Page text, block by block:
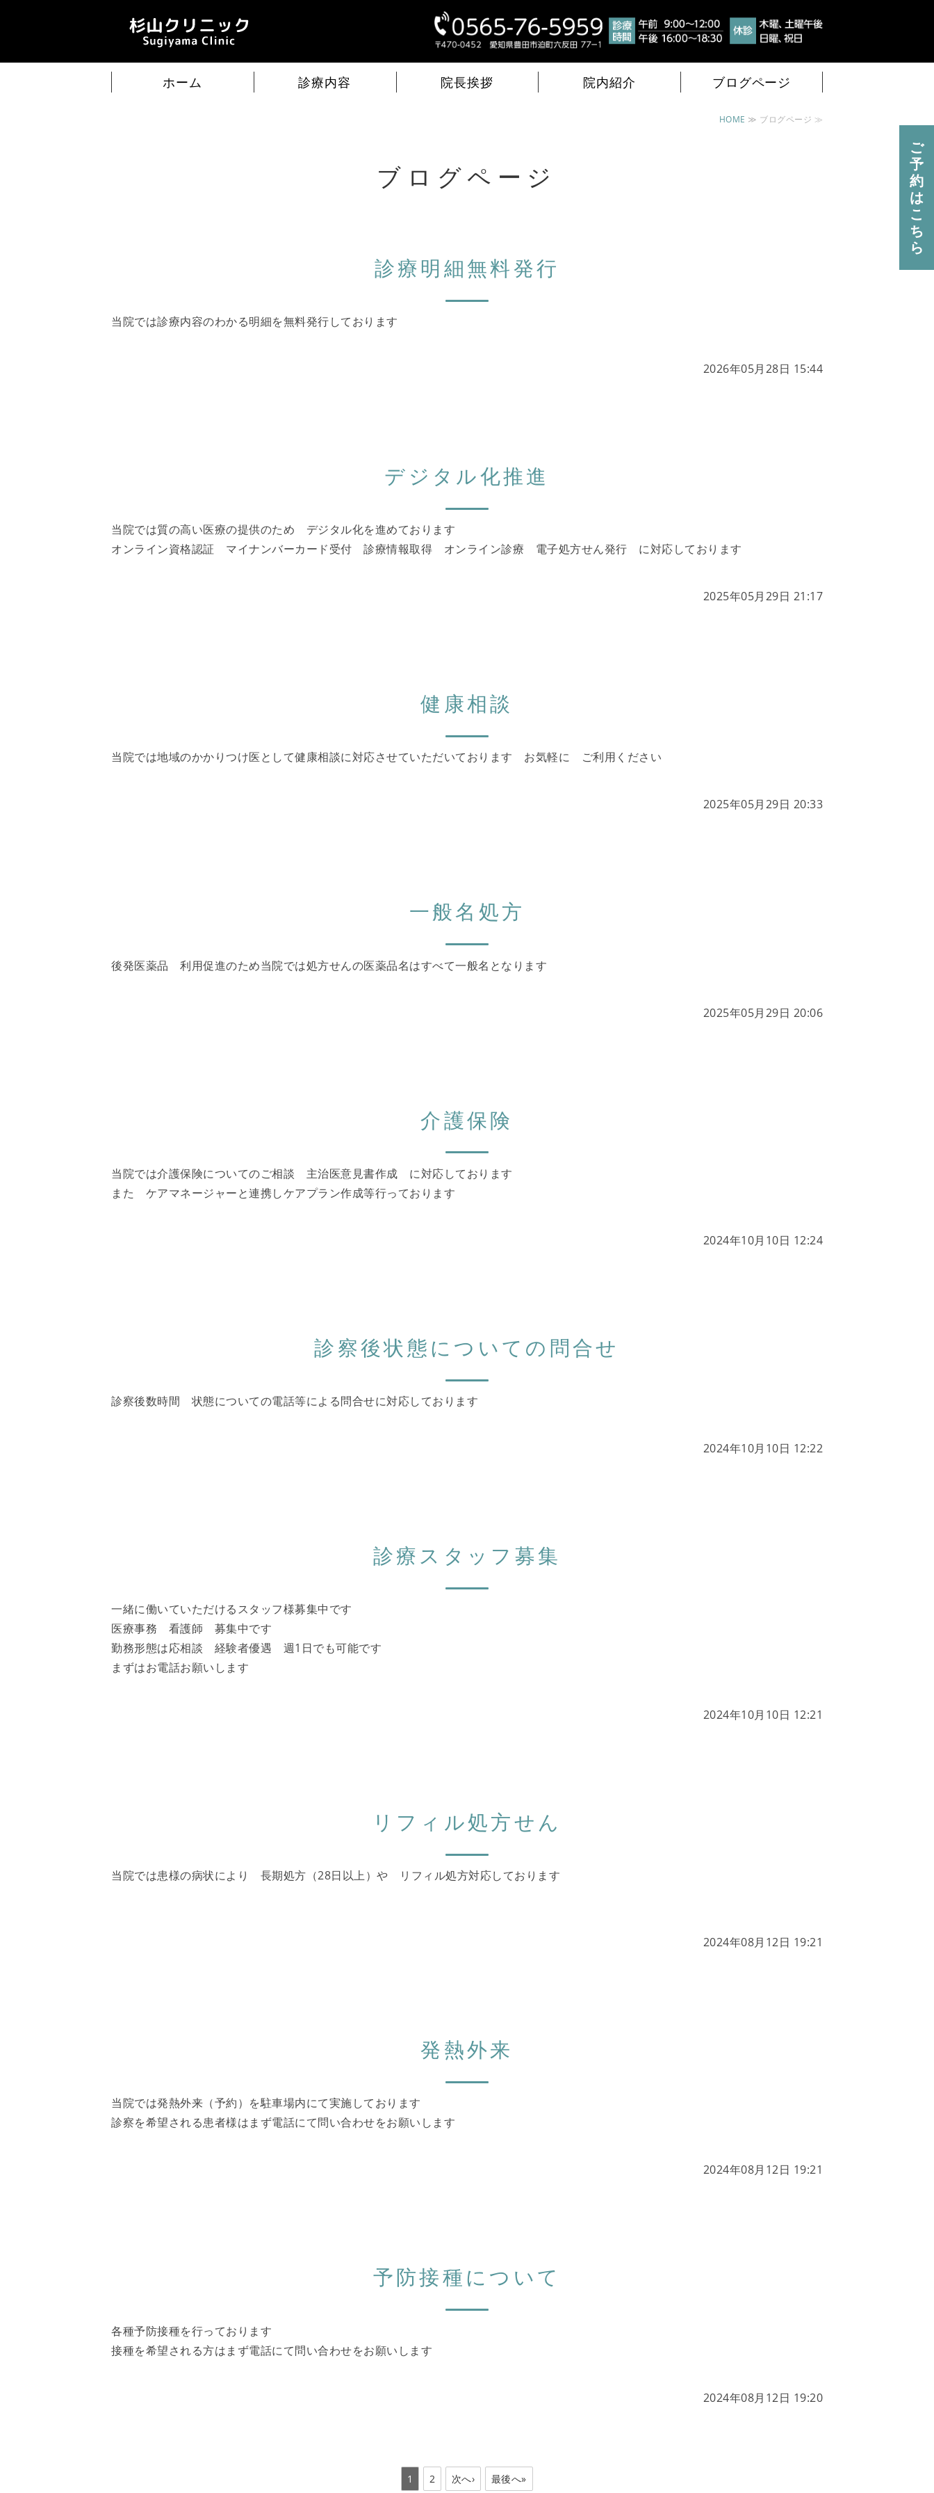
杉山クリニック｜豊田市迫町のかかりつけ医
地域のか
ホーム 診療内容 院長挨拶 院内紹介 ブログページ
HOME ≫ ブログページ ≫
ブログページ
診療明細無料発行
当院では診療内容のわかる明細を無料発行しております
2026年05月28日 15:44
デジタル化推進
当院では質の高い医療の提供のため デジタル化を進めております
オンライン資格認証 マイナンバーカード受付 診療情報取得 オンライン診療 電子処方せん発行 に対応しております
2025年05月29日 21:17
健康相談
当院では地域のかかりつけ医として健康相談に対応させていただいております お気軽に ご利用ください
2025年05月29日 20:33
一般名処方
後発医薬品 利用促進のため当院では処方せんの医薬品名はすべて一般名となります
2025年05月29日 20:06
介護保険
当院では介護保険についてのご相談 主治医意見書作成 に対応しております
また ケアマネージャーと連携しケアプラン作成等行っております
2024年10月10日 12:24
診察後状態についての問合せ
診察後数時間 状態についての電話等による問合せに対応しております
2024年10月10日 12:22
診療スタッフ募集
一緒に働いていただけるスタッフ様募集中です
医療事務 看護師 募集中です
勤務形態は応相談 経験者優遇 週1日でも可能です
まずはお電話お願いします
2024年10月10日 12:21
リフィル処方せん
当院では患様の病状により 長期処方（28日以上）や リフィル処方対応しております
2024年08月12日 19:21
発熱外来
当院では発熱外来（予約）を駐車場内にて実施しております
診察を希望される​患者様はまず電話にて問い合わせをお願いします
2024年08月12日 19:21
予防接種について
各種予防接種を行っております
​接種を希望される方はまず電話にて問い合わせをお願いします
2024年08月12日 19:20
1 2 次へ› 最後へ»
ご
予
約
は
こ
ち
ら